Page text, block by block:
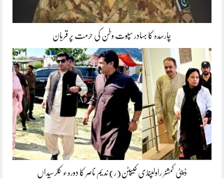
چارسدہ کا بہادر سپوت وطن کی حرمت پر قربان
ڈپٹی کمشنر راولپنڈی کیپٹن(ر) ندیم ناصر کا دورہء کلرسیداں